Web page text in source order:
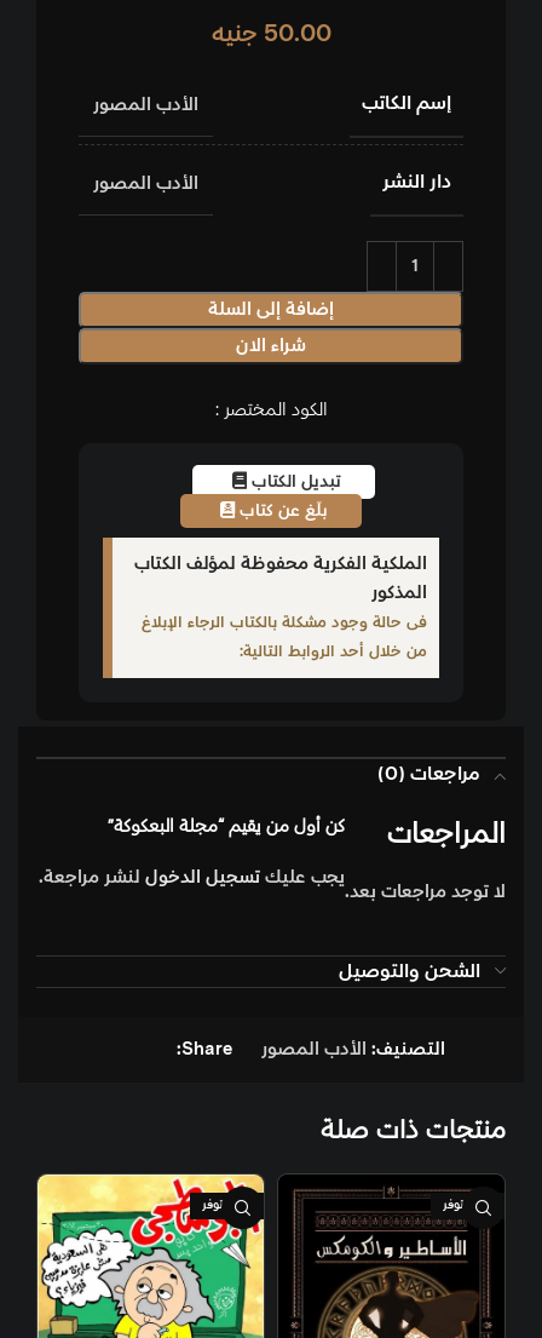
50.00 جنيه
إسم الكاتب الأدب المصور
دار النشر الأدب المصور
إضافة إلى السلة
شراء الان
الكود المختصر :
تبديل الكتاب
بلّغ عن كتاب
الملكية الفكرية محفوظة لمؤلف الكتاب
المذكور
فى حالة وجود مشكلة بالكتاب الرجاء الإبلاغ
من خلال أحد الروابط التالية:
مراجعات (0)
المراجعات
لا توجد مراجعات بعد.
كن أول من يقيم “مجلة البعكوكة”
يجب عليك تسجيل الدخول لنشر مراجعة.
الشحن والتوصيل
التصنيف: الأدب المصور Share:
منتجات ذات صلة
غير متوفر غير متوفر